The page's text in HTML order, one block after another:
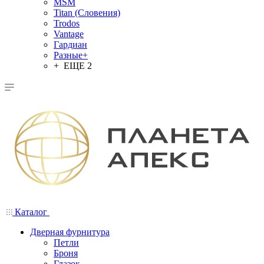
Titan (Словения)
Trodos
Vantage
Гардиан
Разные+
+ ЕЩЕ 2
Каталог
Дверная фурнитура
Петли
Броня